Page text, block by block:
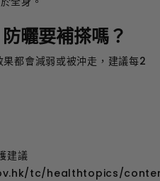
曬要補搽嗎？
都會減弱或被沖走，建議每2
建議
tc/healthtopics/